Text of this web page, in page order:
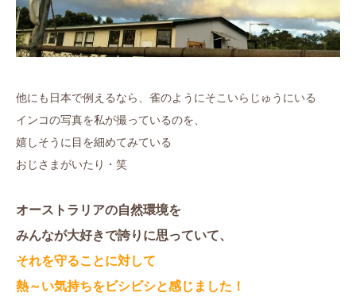
他にも日本で例えるなら、雀のようにそこいらじゅうにいる
インコの写真を私が撮っているのを、
嬉しそうに目を細めてみている
おじさまがいたり・笑
オーストラリアの自然環境を
みんなが大好きで誇りに思っていて、
それを守ることに対して
熱～い気持ちをビシビシと感じました！